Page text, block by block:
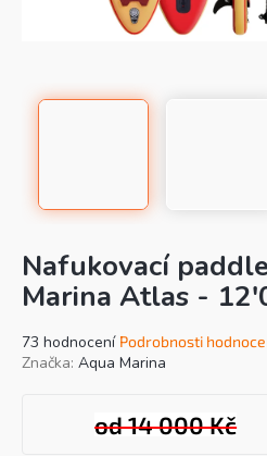
Nafukovací
Marina Atlas -
Průměrné
hodnocení
73 hodnocení Podrobnosti
Značka: Aqua Marina
od 14 000 Kč